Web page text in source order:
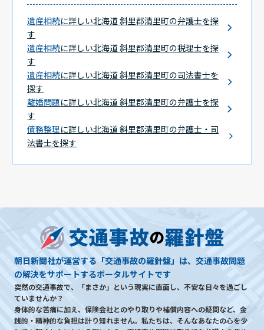
遺産相続に詳しい北海道 斜里郡清里町の弁護士を探
す
遺産相続に詳しい北海道 斜里郡清里町の税理士を探
す
遺産相続に詳しい北海道 斜里郡清里町の司法書士を
探す
離婚問題に詳しい北海道 斜里郡清里町の弁護士を探
す
債務整理に詳しい北海道 斜里郡清里町の弁護士・司
法書士を探す
朝日新聞社が運営する「交通事故の羅針盤」は、交通事故問題
の解決をサポートするポータルサイトです
突然の交通事故で、「まさか」という現実に直面し、不安な日々を過ごし
ていませんか？
身体的な苦痛に加え、保険会社とのやり取りや補償内容への疑問など、金
銭的・精神的な負担は計り知れません。私たちは、そんなあなたの心を少